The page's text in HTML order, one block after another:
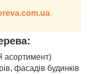
асортимент)
фасадів будинків